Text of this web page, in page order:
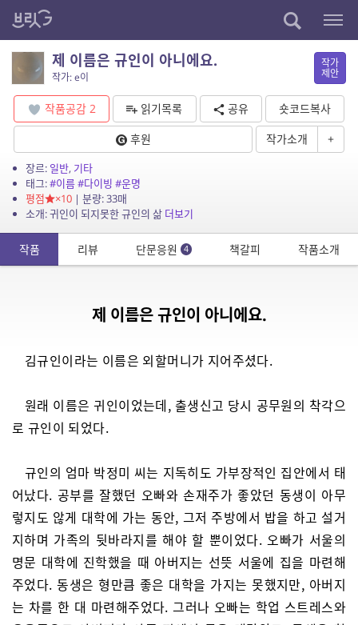
제 이름은 규인이 아니에요.
작가: e이
작가
제안
작품공감 2 읽기목록 공유
숏코드복사
후원
작가소개 +
장르: 일반, 기타
태그:#이름#다이빙 #운명
평점
×10| 분량: 33매
소개: 귀인이 되지못한 규인의 삶 더보기
작품 리뷰 단문응원 4 책갈피 작품소개
제 이름은 규인이 아니에요.
김규인이라는 이름은 외할머니가 지어주셨다.
원래 이름은 귀인이었는데, 출생신고 당시 공무원의 착각으
로 규인이 되었다.
규인의 엄마 박정미 씨는 지독히도 가부장적인 집안에서 태
어났다. 공부를 잘했던 오빠와 손재주가 좋았던 동생이 아무
렇지도 않게 대학에 가는 동안, 그저 주방에서 밥을 하고 설거
지하며 가족의 뒷바라지를 해야 할 뿐이었다. 오빠가 서울의
명문 대학에 진학했을 때 아버지는 선뜻 서울에 집을 마련해
주었다. 동생은 형만큼 좋은 대학을 가지는 못했지만, 아버지
는 차를 한 대 마련해주었다. 그러나 오빠는 학업 스트레스와